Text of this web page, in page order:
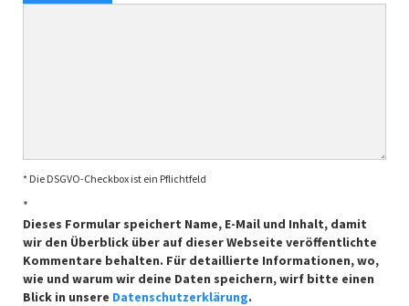
* Die DSGVO-Checkbox ist ein Pflichtfeld
*
Dieses Formular speichert Name, E-Mail und Inhalt, damit
wir den Überblick über auf dieser Webseite veröffentlichte
Kommentare behalten. Für detaillierte Informationen, wo,
wie und warum wir deine Daten speichern, wirf bitte einen
Blick in unsere Datenschutzerklärung.